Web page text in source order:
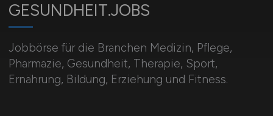
GESUNDHEIT.JOBS
Jobbörse für die Branchen Medizin, Pflege,
Pharmazie, Gesundheit, Therapie, Sport,
Ernährung, Bildung, Erziehung und Fitness.